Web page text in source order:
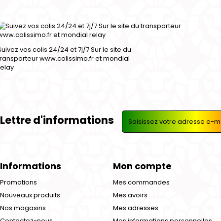
vos colis 24/24 et 7j/7 Sur le site du
www.colissimo.fr et mondial
Lettre d'informations
Informations
Promotions
Nouveaux produits
Nos magasins
Mon compte
Mes commandes
Mes avoirs
Mes adresses